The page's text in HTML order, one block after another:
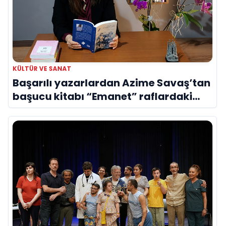
KÜLTÜR VE SANAT
Başarılı yazarlardan Azime Savaş’tan
başucu kitabı “Emanet” raflardaki
yerini aldı